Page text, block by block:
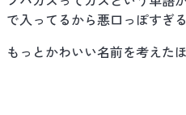
で入ってるから悪口っぽすぎる
もっとかわいい名前を考えた